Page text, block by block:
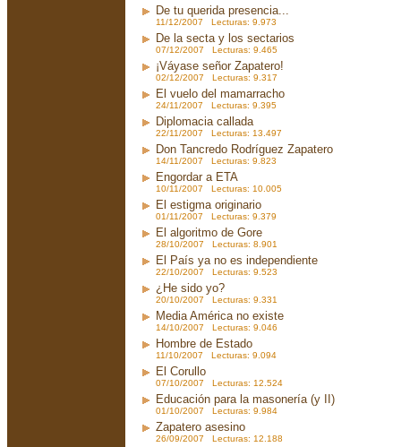
De tu querida presencia...
11/12/2007 Lecturas: 9.973
De la secta y los sectarios
07/12/2007 Lecturas: 9.465
¡Váyase señor Zapatero!
02/12/2007 Lecturas: 9.317
El vuelo del mamarracho
24/11/2007 Lecturas: 9.395
Diplomacia callada
22/11/2007 Lecturas: 13.497
Don Tancredo Rodríguez Zapatero
14/11/2007 Lecturas: 9.823
Engordar a ETA
10/11/2007 Lecturas: 10.005
El estigma originario
01/11/2007 Lecturas: 9.379
El algoritmo de Gore
28/10/2007 Lecturas: 8.901
El País ya no es independiente
22/10/2007 Lecturas: 9.523
¿He sido yo?
20/10/2007 Lecturas: 9.331
Media América no existe
14/10/2007 Lecturas: 9.046
Hombre de Estado
11/10/2007 Lecturas: 9.094
El Corullo
07/10/2007 Lecturas: 12.524
Educación para la masonería (y II)
01/10/2007 Lecturas: 9.984
Zapatero asesino
26/09/2007 Lecturas: 12.188